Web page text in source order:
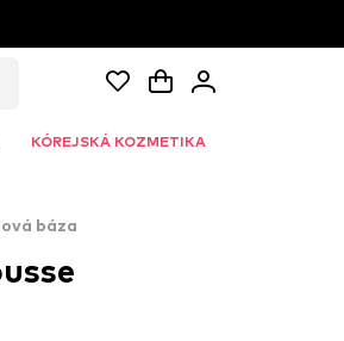
KÓREJSKÁ KOZMETIKA
báza